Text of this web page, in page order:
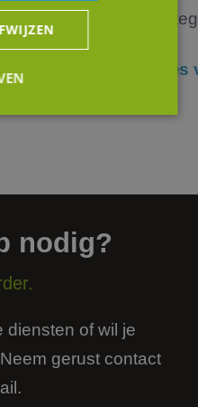
nodig?
diensten of wil je
gerust contact
De
gebruikt zonder de
Corporation
5 maanden 4